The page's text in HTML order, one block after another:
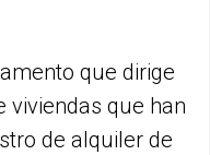
que dirige
viviendas que han
de alquiler de